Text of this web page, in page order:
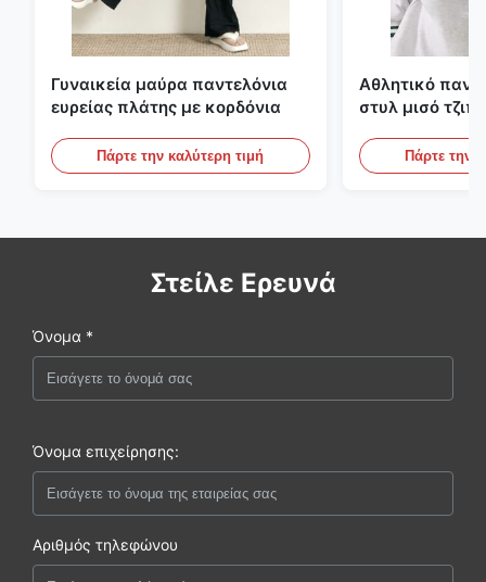
Γυναικεία μαύρα παντελόνια
ευρείας πλάτης με κορδόνια
Πάρτε την καλύτερη τιμή
Αθλητικό
στυλ μισό
Πάρτε την
Στείλε Ερευνά
Όνομα *
Όνομα επιχείρησης:
Αριθμός τηλεφώνου